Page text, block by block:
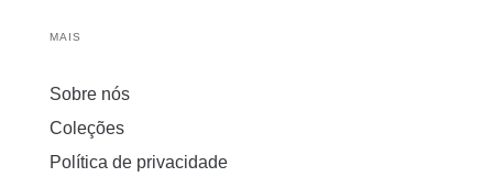
MAIS
Sobre nós
Coleções
Política de privacidade